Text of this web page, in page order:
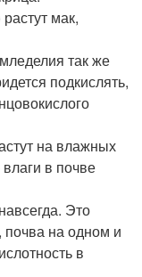
мак,
так же
подкислять,
на влажных
в почве
Это
почва на одном и
в